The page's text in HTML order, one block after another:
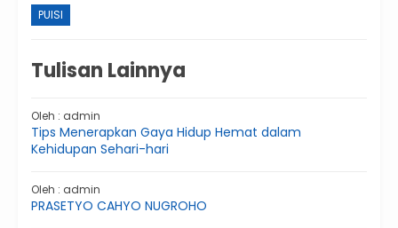
PUISI
Tulisan Lainnya
Oleh : admin
Tips Menerapkan Gaya Hidup Hemat dalam
Kehidupan Sehari-hari
Oleh : admin
PRASETYO CAHYO NUGROHO